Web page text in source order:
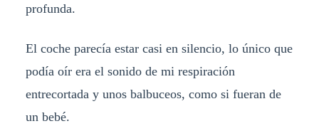
profunda.
El coche parecía estar casi en silencio, lo único que
podía oír era el sonido de mi respiración
entrecortada y unos balbuceos, como si fueran de
un bebé.